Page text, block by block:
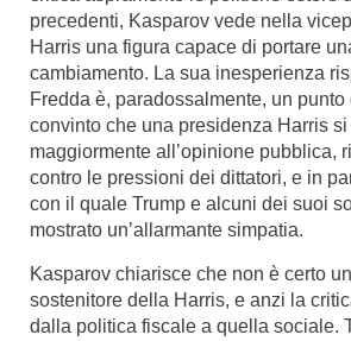
precedenti, Kasparov vede nella
Harris una figura capace di portare
cambiamento. La sua inesperienza
Fredda è, paradossalmente, un punto
convinto che una presidenza Harris
maggiormente all’opinione pubblica,
contro le pressioni dei dittatori, e in
con il quale Trump e alcuni dei suoi
mostrato un’allarmante simpatia.
Kasparov chiarisce che non è certo
sostenitore della Harris, e anzi la
dalla politica fiscale a quella sociale.